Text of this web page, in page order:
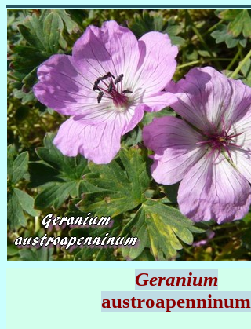
Geranium
austroapenninum